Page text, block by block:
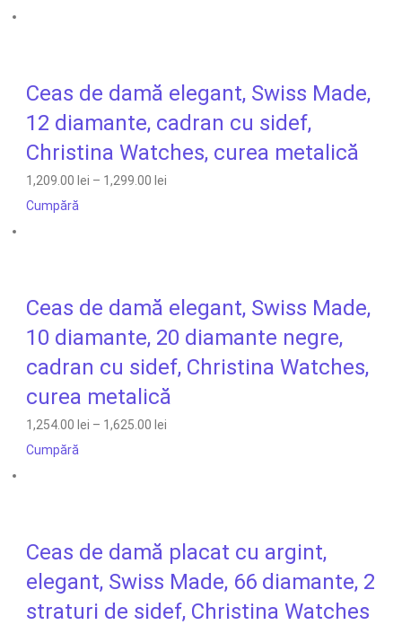
Ceas de damă elegant, Swiss Made,
12 diamante, cadran cu sidef,
Christina Watches, curea metalică
1,209.00 lei – 1,299.00 lei
Cumpără
Ceas de damă elegant, Swiss Made,
10 diamante, 20 diamante negre,
cadran cu sidef, Christina Watches,
curea metalică
1,254.00 lei – 1,625.00 lei
Cumpără
Ceas de damă placat cu argint,
elegant, Swiss Made, 66 diamante, 2
straturi de sidef, Christina Watches